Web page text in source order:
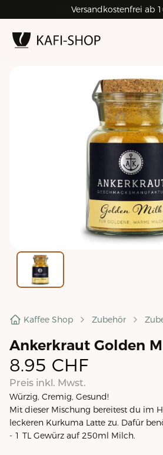
Versandkostenfrei ab
Rechnungskauf für
4.9| 5.0
Kaffee Shop Zubehör
Ankerkraut Golden
8.95 CHF
Preis inkl. Mwst.
Würzig, Cremig, Gesund!
Mit dieser Mischung bereitest du im
leckeren Kurkuma Latte zu. Dafür
- 1 TL Gewürz auf 250ml Milch.